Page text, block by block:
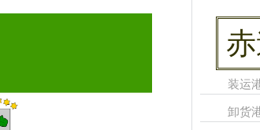
装运
卸货